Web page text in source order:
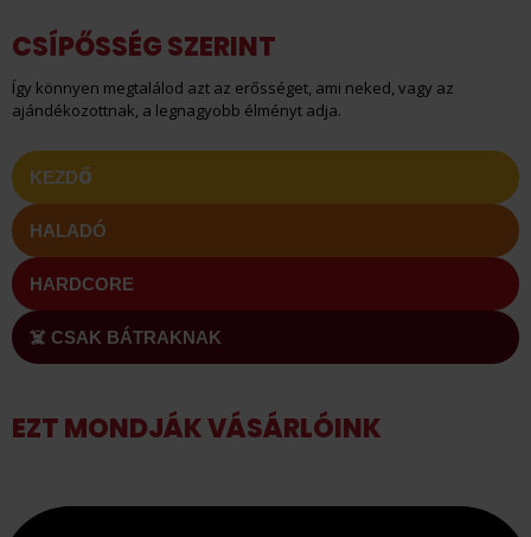
CSÍPŐSSÉG SZERINT
Így könnyen megtalálod azt az erősséget, ami neked, vagy az
ajándékozottnak, a legnagyobb élményt adja.
KEZDŐ
HALADÓ
HARDCORE
☠️ CSAK BÁTRAKNAK
EZT MONDJÁK VÁSÁRLÓINK